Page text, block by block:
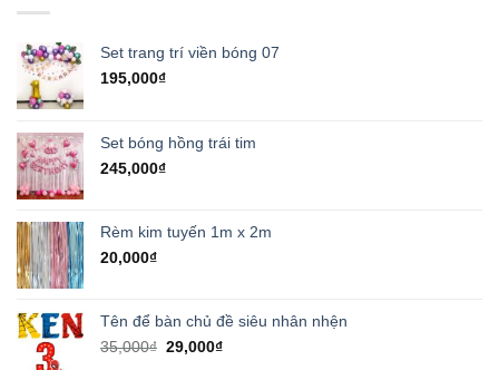
Set trang trí viền bóng 07
195,000₫
Set bóng hồng trái tim
245,000₫
Rèm kim tuyến 1m x 2m
20,000₫
Tên để bàn chủ đề siêu nhân nhện
35,000₫ Giá
29,000₫Giá